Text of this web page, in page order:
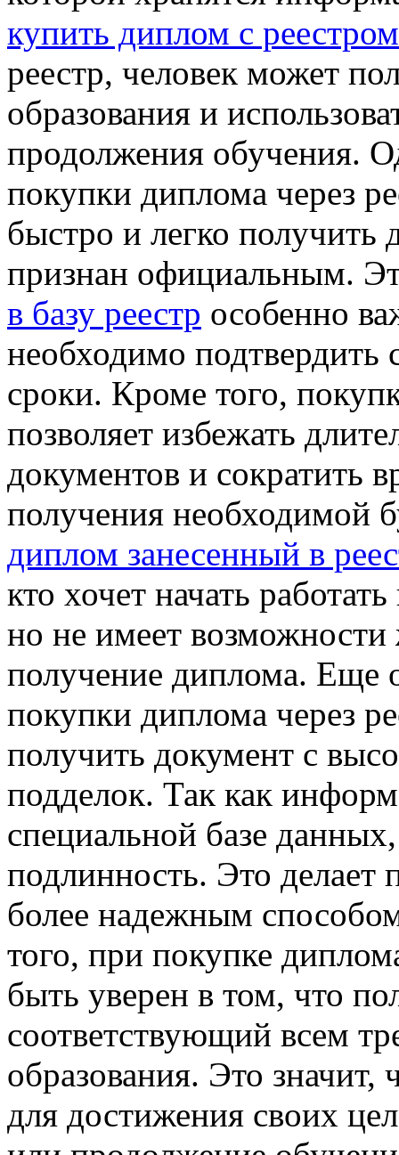
купить диплом с реестром
реестр, человек может
образования и
продолжения обучения.
покупки диплома через
быстро и легко получить
признан официальным.
в базу реестр особенно
необходимо подтвердить
сроки. Кроме того,
позволяет избежать
документов и сократить
получения необходимой
диплом занесенный в
кто хочет начать
но не имеет
получение диплома. Еще
покупки диплома через
получить документ с
подделок. Так как
специальной базе
подлинность. Это делает
более надежным
того, при покупке
быть уверен в том, что
соответствующий всем
образования. Это значит,
для достижения своих